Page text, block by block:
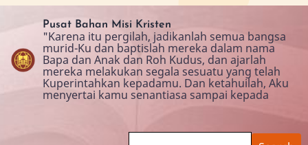
Skip
content
Pusat Bahan Misi Kristen
"Karena itu pergilah, jadikanlah semua bangsa
murid-Ku dan baptislah mereka dalam nama
Bapa dan Anak dan Roh Kudus, dan ajarlah
mereka melakukan segala sesuatu yang telah
Kuperintahkan kepadamu. Dan ketahuilah, Aku
menyertai kamu senantiasa sampai kepada